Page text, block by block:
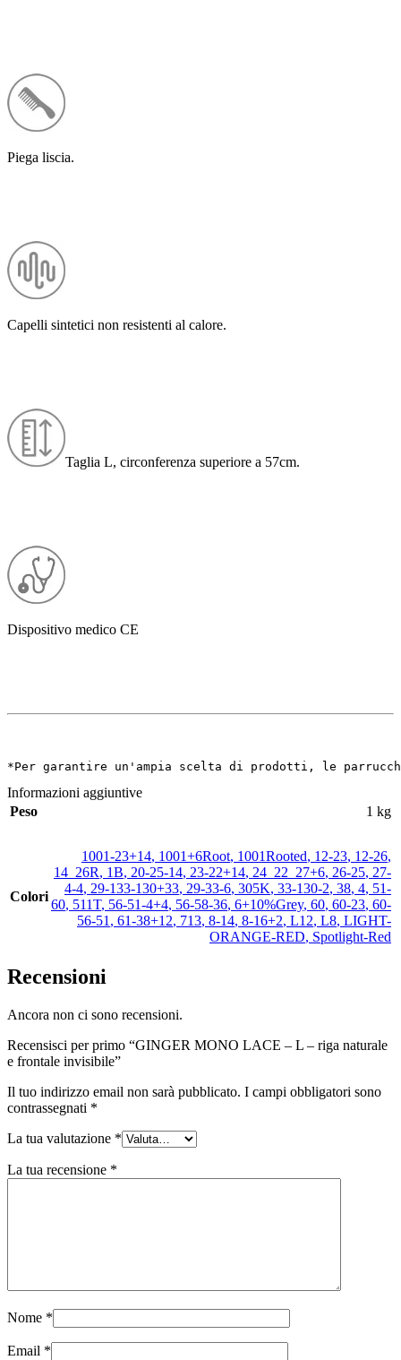
Piega liscia.
Capelli sintetici non resistenti al calore.
Taglia L, circonferenza superiore a 57cm.
Dispositivo medico CE
*Per garantire un'ampia scelta di prodotti, le
Informazioni aggiuntive
Peso
1 kg
Colori
1001-23+14, 1001+6Root, 1001Rooted, 12-23, 12-26,
14_26R, 1B, 20-25-14, 23-22+14, 24_22_27+6, 26-25, 27-
4-4, 29-133-130+33, 29-33-6, 305K, 33-130-2, 38, 4, 51-
60, 511T, 56-51-4+4, 56-58-36, 6+10%Grey, 60, 60-23, 60-
56-51 , 61-38+12, 713, 8-14, 8-16+2, L12, L8, LIGHT-
ORANGE-RED, Spotlight-Red
Recensioni
Ancora non ci sono recensioni.
Recensisci per primo “GINGER MONO LACE – L – riga naturale
e frontale invisibile”
Il tuo indirizzo email non sarà pubblicato. I campi obbligatori sono
contrassegnati *
La tua valutazione *
La tua recensione *
Nome *
Email *